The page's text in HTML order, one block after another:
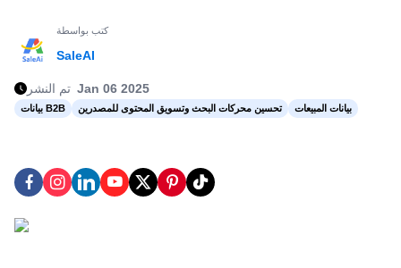
كتب بواسطة
SaleAI
تم النشر Jan 06 2025
بيانات B2B تحسين محركات البحث وتسويق المحتوى للمصدرين بيانات المبيعات